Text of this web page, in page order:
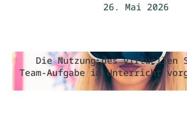
26. Mai 2026
Die Nutzung des virtuellen
Team-Aufgabe im Unterricht